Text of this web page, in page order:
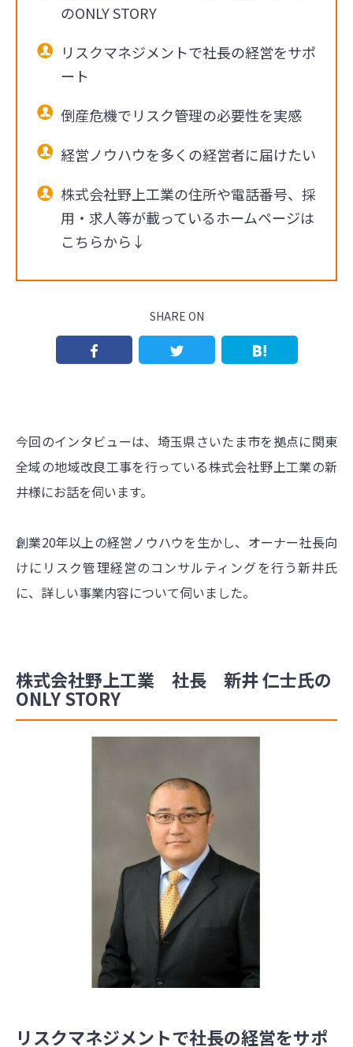
のONLY STORY
リスクマネジメントで社長の経営をサポ
ート
倒産危機でリスク管理の必要性を実感
経営ノウハウを多くの経営者に届けたい
株式会社野上工業の住所や電話番号、採
用・求人等が載っているホームページは
こちらから↓
SHARE ON
今回のインタビューは、埼玉県さいたま市を拠点に関東
全域の地域改良工事を行っている株式会社野上工業の新
井様にお話を伺います。
創業20年以上の経営ノウハウを生かし、オーナー社長向
けにリスク管理経営のコンサルティングを行う新井氏
に、詳しい事業内容について伺いました。
株式会社野上工業 社長 新井 仁士氏の
ONLY STORY
リスクマネジメントで社長の経営をサポ